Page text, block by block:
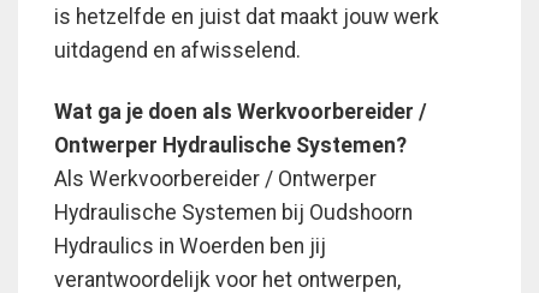
is hetzelfde en juist dat maakt jouw werk
uitdagend en afwisselend.
Wat ga je doen als Werkvoorbereider /
Ontwerper Hydraulische Systemen?
Als Werkvoorbereider / Ontwerper
Hydraulische Systemen bij Oudshoorn
Hydraulics in Woerden ben jij
verantwoordelijk voor het ontwerpen,